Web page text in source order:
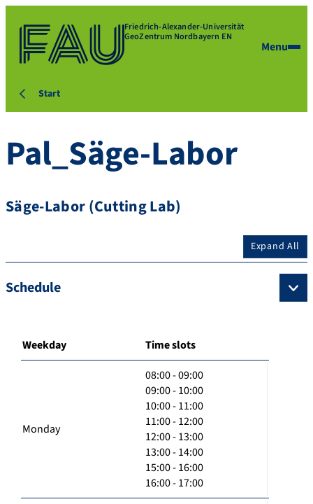
Friedrich-Alexander-Universität
GeoZentrum Nordbayern EN
Menu
Start
Pal_Säge-Labor
Säge-Labor (Cutting Lab)
Expand All
Schedule
Weekday Time slots
Monday
08:00 - 09:00
09:00 - 10:00
10:00 - 11:00
11:00 - 12:00
12:00 - 13:00
13:00 - 14:00
15:00 - 16:00
16:00 - 17:00